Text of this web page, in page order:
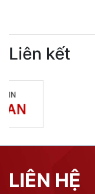
Liên kết
LIÊN HỆ